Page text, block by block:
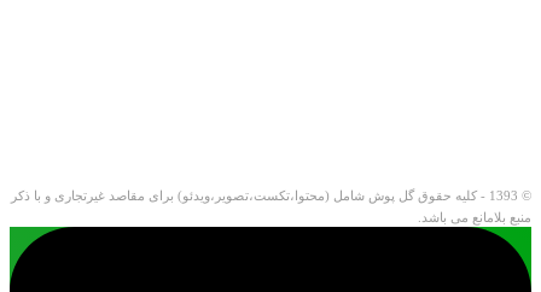
© 1393 - کلیه حقوق گل پوش شامل (محتوا،تکست،تصویر،ویدئو) برای مقاصد غیرتجاری و با ذکر
منبع بلامانع می باشد.